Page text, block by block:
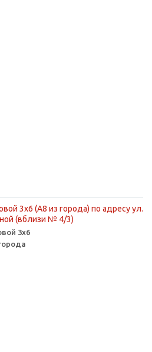
3х6 (А8 из города) по адресу ул.
(вблизи № 4/3)
3х6